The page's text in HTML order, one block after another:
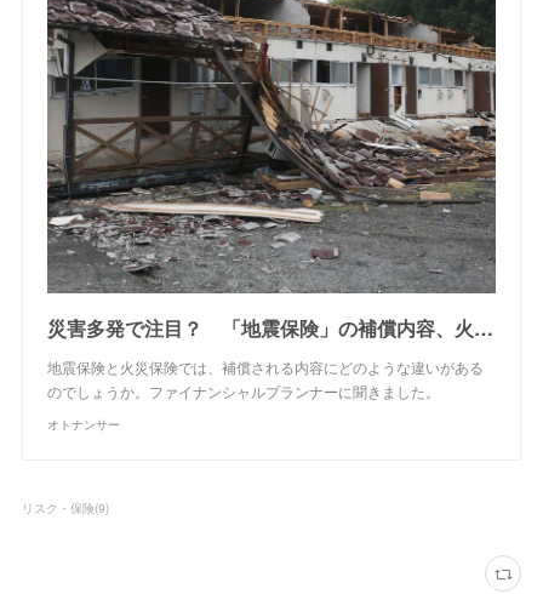
災害多発で注目？ 「地震保険」の補償内容、火災保険との違いとは？ | オトナンサー
地震保険と火災保険では、補償される内容にどのような違いがある
のでしょうか。ファイナンシャルプランナーに聞きました。
オトナンサー
リスク・保険(9)